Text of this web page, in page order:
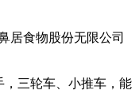
居食物股份无限公司
三轮车、小推车，能